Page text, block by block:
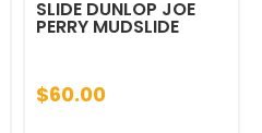
SLIDE DUNLOP JOE
PERRY MUDSLIDE
$60.00